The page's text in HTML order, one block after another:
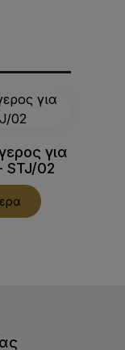
για
STJ/02